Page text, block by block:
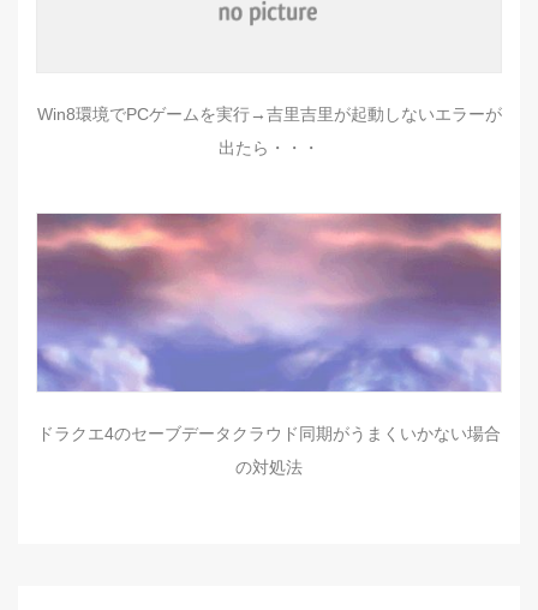
Win8環境でPCゲームを実行→吉里吉里が起動しないエラーが
出たら・・・
ドラクエ4のセーブデータクラウド同期がうまくいかない場合
の対処法